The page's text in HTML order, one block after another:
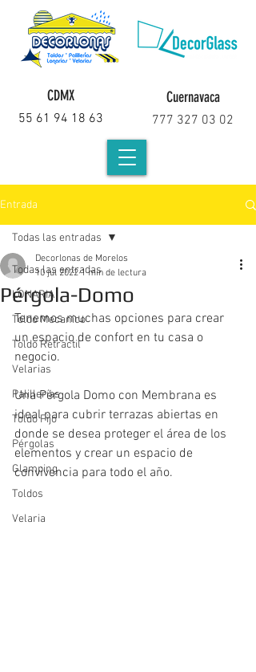
CDMX
55 61 94 18 63
Cuernavaca
777 327 03 02
Entrada
Todas las entradas
LONARIA
Toldo Mecanico
Toldo Retractil
Velarias
Palillerías
Toldo Fijo
Pérgolas
Glamping
Toldos
Velaria
Todas las entradas
Pérgola-Domo
Decorlonas de Morelos
10 jul 2022 1 min de lectura
Tenemos muchas opciones para crear
un espacio de confort en tu casa o
negocio.
Una Pérgola Domo con Membrana es
ideal para cubrir terrazas abiertas en
donde se desea proteger el área de los
elementos y crear un espacio de
convivencia para todo el año.